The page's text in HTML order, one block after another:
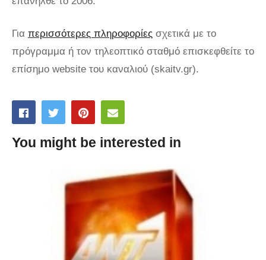
Για περισσότερες πληροφορίες σχετικά με το
πρόγραμμα ή τον τηλεοπτικό σταθμό επισκεφθείτε το
επίσημο website του καναλιού (skaitv.gr).
You might be interested in